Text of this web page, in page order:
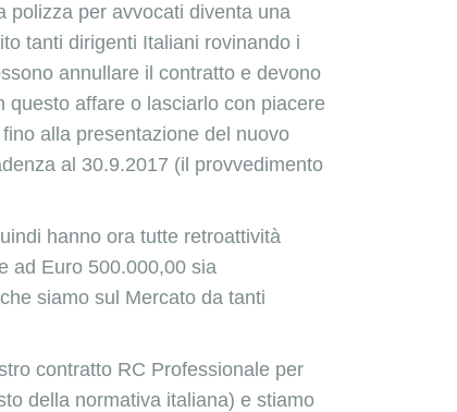
polizza per avvocati diventa una
tanti dirigenti Italiani rovinando i
annullare il contratto e devono
questo affare o lasciarlo con piacere
alla presentazione del nuovo
al 30.9.2017 (il provvedimento
hanno ora tutte retroattività
ad Euro 500.000,00 sia
siamo sul Mercato da tanti
contratto RC Professionale per
della normativa italiana) e stiamo